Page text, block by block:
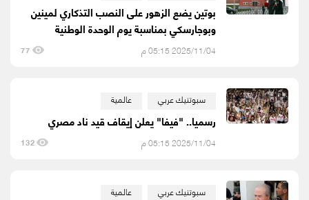
بوتين يضع الزهور على النصب التذكاري لمينين
وبوجارسكي بمناسبة يوم الوحدة الوطنية
2025/11/04 05:15 م 77
سبوتنيك عربي عالمية
رسميا.. "فيفا" يعلن إيقاف قيد ناد مصري
2025/11/04 05:15 م 132
سبوتنيك عربي عالمية